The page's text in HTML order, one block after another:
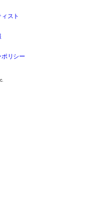
スト
リシー